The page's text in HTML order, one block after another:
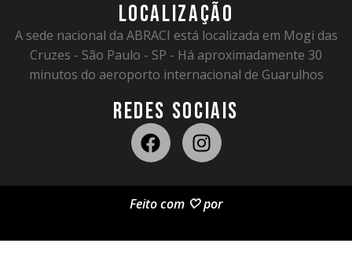
LOCALIZAÇÃO
A sede nacional da ABRACI está localizada em Mogi das
Cruzes - São Paulo - SP - Há aproximadamente 30
minutos do aeroporto internacional de Guarulhos
REDES SOCIAIS
Feito com 🤍 por